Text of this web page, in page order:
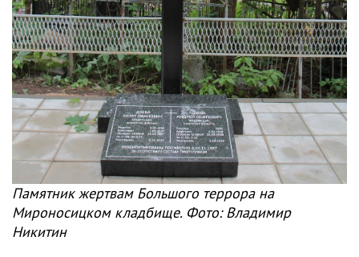
Памятник жертвам Большого террора на
Мироносицком кладбище. Фото: Владимир
Никитин